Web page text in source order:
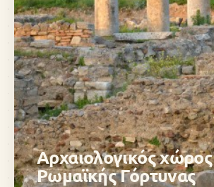
Αρχαιολογικός χώρος
Ρωμαϊκής Γόρτυνας